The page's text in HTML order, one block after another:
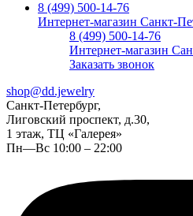
8 (499) 500-14-76
Интернет-магазин Санкт-
8 (499) 500-14-76
Интернет-магазин
Заказать звонок
shop@dd.jewelry
Санкт-Петербург,
Лиговский проспект, д.30,
1 этаж, ТЦ «Галерея»
Пн—Вс 10:00 – 22:00